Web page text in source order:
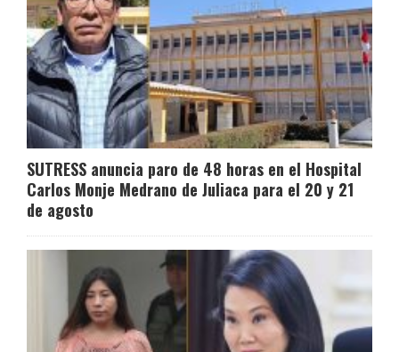
SUTRESS anuncia paro de 48 horas en el Hospital
Carlos Monje Medrano de Juliaca para el 20 y 21
de agosto